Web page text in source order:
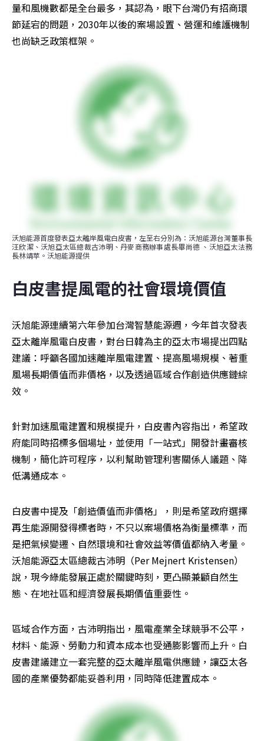
量和風機數都是全台最多，其認為，眼下台灣仍有招商環
節延宕的問題，2030年以後的案場設置、營運和維護機制
也尚缺乏政策框架。
沃旭能源首度發表亞太離岸風電白皮書，左至右分別為：沃旭能源台灣董事長
汪欣潔、沃旭亞太區總裁古沛明、丹麥商務辦事處長畢尚德 、沃旭亞太法務
長林靖苹。沃旭能源提供
白皮書提風電的社會環境價值
沃旭能源連續第六年參加台灣智慧能源週，今年首次發表
亞太離岸風電白皮書，對台日韓為主的亞太市場提出四點
建議：呼籲各國加速離岸風電建置、提高風場規模、著重
風場長期價值而非價格，以及透過區域合作創造供應鏈綜
效。
針對加速風電建置和規模提升，白皮書內容指出，希望政
府能同時招標多個場址，並使用「一站式」開發計畫審核
機制，簡化許可程序，以利幫助管理利害關係人議題、降
低溝通成本。
白皮書中提及「創造價值而非價格」，則是希望政府選擇
再生能源開發得標者時，不只以案場價格為衡量標準，而
是把氣候變遷、自然環境和社會效益等價值都納入考量。
沃旭能源亞太區總裁古沛明（Per Mejnert Kristensen）
說，現今綠能發展正處於關鍵時刻，更凸顯兼顧自然生
態、在地社區和經濟發展長期價值重要性。
區域合作方面，古沛明指出，風電產業全球競爭不公平，
材料、能源、勞動力和資本成本也受通膨影響而上升。白
皮書建議建立一套完整的亞太離岸風電供應鏈，讓亞太各
國的產業優勢都能妥善利用，同時降低建置成本。